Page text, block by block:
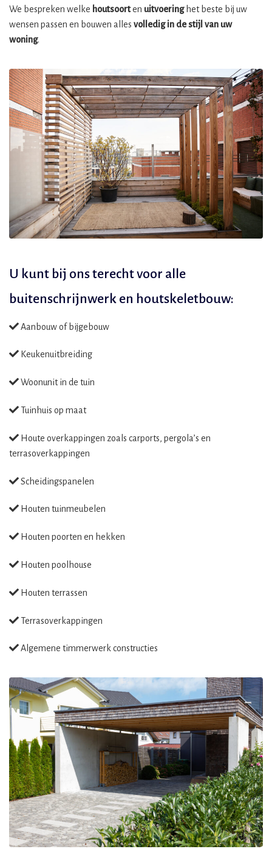
We bespreken welke houtsoorten uitvoeringhet beste bij uw
wensen passen en bouwen alles volledig in de stijl van uw
woning.
U kunt bij ons terecht voor alle
buitenschrijnwerk en houtskeletbouw:
Aanbouw of bijgebouw
Keukenuitbreiding
Woonunit in de tuin
Tuinhuis op maat
Houte overkappingen zoals carports, pergola’s en
terrasoverkappingen
Scheidingspanelen
Houten tuinmeubelen
Houten poorten en hekken
Houten poolhouse
Houten terrassen
Terrasoverkappingen
Algemene timmerwerk constructies